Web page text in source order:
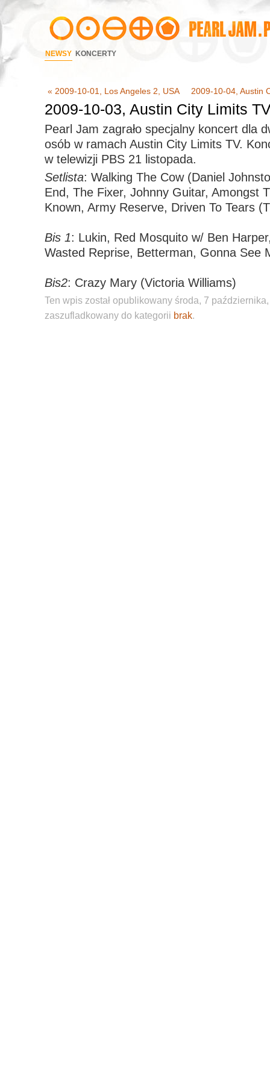
NEWSY KONCERTY
« 2009-10-01, Los Angeles 2, USA 2009-10-04, Austin
2009-10-03, Austin City Limits
Pearl Jam zagrało specjalny koncert dla
osób w ramach Austin City Limits TV.
w telewizji PBS 21 listopada.
Setlista: Walking The Cow (Daniel
End, The Fixer, Johnny Guitar, Amongst
Known, Army Reserve, Driven To Tears
Bis 1: Lukin, Red Mosquito w/ Ben
Wasted Reprise, Betterman, Gonna See
Bis2: Crazy Mary (Victoria Williams)
Ten wpis został opublikowany środa, 7
zaszufladkowany do kategorii brak.